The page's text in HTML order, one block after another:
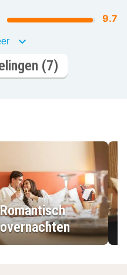
9.7
(7)
Romantisch
overnachten